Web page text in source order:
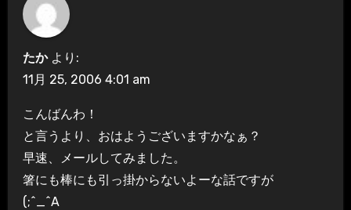
シ
ョ
ン
たか より:
11月 25, 2006 4:01 am
こんばんわ！
と言うより、おはようございますかなぁ？
早速、メールしてみました。
箸にも棒にも引っ掛からないよーな話ですが
(;^_^A